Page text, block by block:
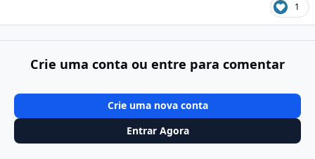
1
Crie uma conta ou entre para comentar
Crie uma nova conta
Entrar Agora